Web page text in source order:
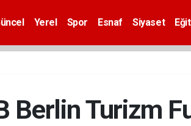
Yerel Spor Esnaf Siyaset
Berlin Turizm